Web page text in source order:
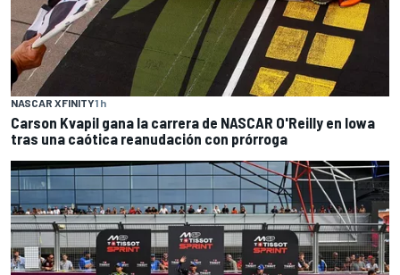
NASCAR XFINITY1 h
Carson Kvapil gana la carrera de NASCAR O'Reilly en Iowa
tras una caótica reanudación con prórroga